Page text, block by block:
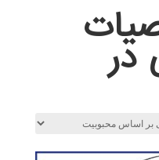
در